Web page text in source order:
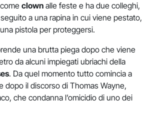
clown alle feste e ha due colleghi,
seguito a una rapina in cui viene pestato,
pistola per proteggersi.
una brutta piega dopo che viene
da alcuni impiegati ubriachi della
. Da quel momento tutto comincia a
dopo il discorso di Thomas Wayne,
che condanna l’omicidio di uno dei